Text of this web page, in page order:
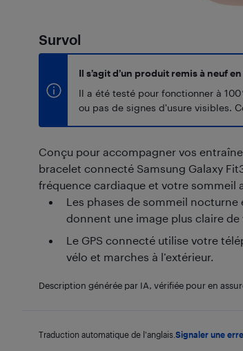
Survol
Il s’agit d’un produit remis à neuf
Il a été testé pour fonctionner à
ou pas de signes d'usure visibles.
Conçu pour accompagner vos
bracelet connecté Samsung Galaxy
fréquence cardiaque et votre sommeil
Les phases de sommeil
donnent une image plus claire
Le GPS connecté utilise votre
vélo et marches à l’extérieur.
Description générée par IA, vérifiée pour en
Traduction automatique de l'anglais. Signaler une